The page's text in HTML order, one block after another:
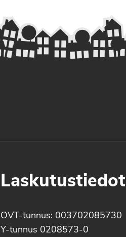
Laskutustiedot
OVT-tunnus: 003702085730
Y-tunnus 0208573-0